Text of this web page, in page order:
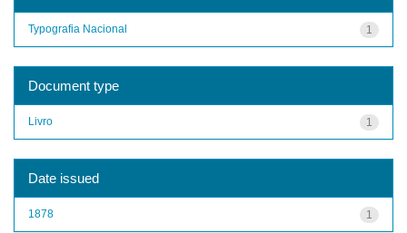
1
Typografia Nacional
Document type
1
Livro
Date issued
1
1878